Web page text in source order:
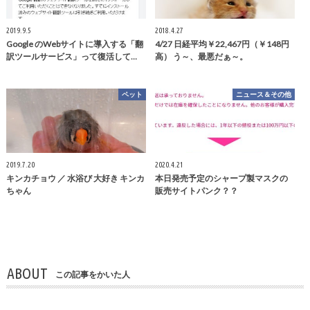
2019.9.5
Google のWebサイトに導入する「翻
訳ツールサービス」って復活して…
2018.4.27
4/27 日経平均￥22,467円（￥148円
高） う～、最悪だぁ～。
ペット
2019.7.20
キンカチョウ ／ 水浴び 大好き キンカ
ちゃん
ニュース＆その他
2020.4.21
本日発売予定のシャープ製マスクの
販売サイトパンク？？
ABOUT この記事をかいた人